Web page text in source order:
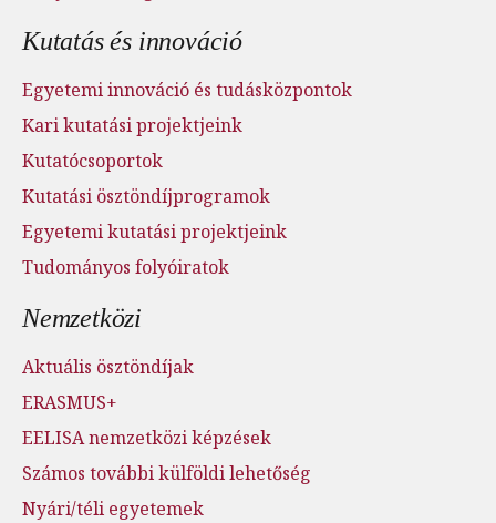
Kutatás és innováció
Egyetemi innováció és tudásközpontok
Kari kutatási projektjeink
Kutatócsoportok
Kutatási ösztöndíjprogramok
Egyetemi kutatási projektjeink
Tudományos folyóiratok
Nemzetközi
Aktuális ösztöndíjak
ERASMUS+
EELISA nemzetközi képzések
Számos további külföldi lehetőség
Nyári/téli egyetemek